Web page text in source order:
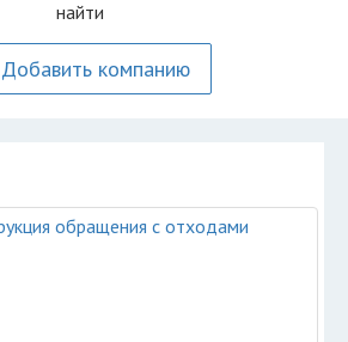
найти
Добавить компанию